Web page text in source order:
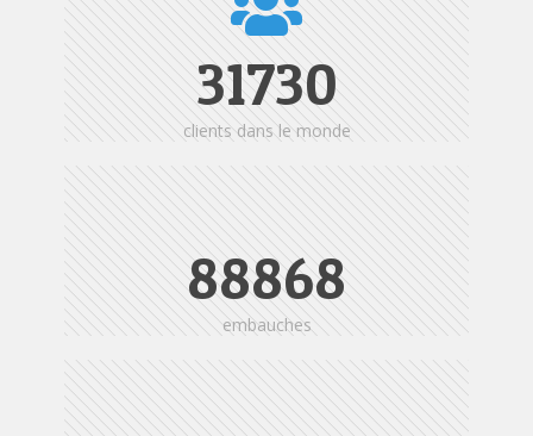
31730
clients dans le monde
88868
embauches